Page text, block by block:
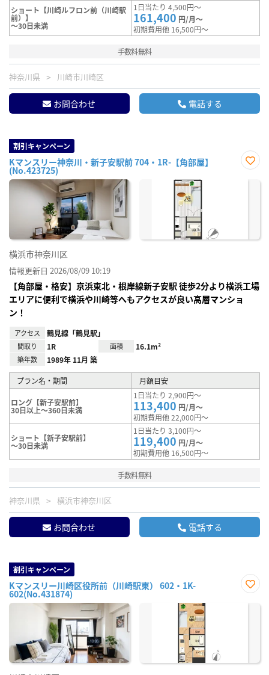
ショート【川崎ルフロン前（川崎駅
前）】
～30日未満
1日当たり 4,500円～
161,400 円/月～
初期費用他 16,500円～
手数料無料
神奈川県 川崎市川崎区
お問合わせ 電話する
割引キャンペーン
Kマンスリー神奈川・新子安駅前 704・1R-【角部屋】
(No.423725)
に入
横浜市神奈川区
情報更新日 2026/08/09 10:19
【角部屋・格安】京浜東北・根岸線新子安駅 徒歩2分より横浜工場
エリアに便利で横浜や川崎等へもアクセスが良い高層マンショ
ン！
アクセス 鶴見線「鶴見駅」
間取り 1R 面積 16.1m²
築年数 1989年 11月 築
プラン名・期間 月額目安
ロング【新子安駅前】
30日以上～360日未満
1日当たり 2,900円～
113,400 円/月～
初期費用他 22,000円～
ショート【新子安駅前】
～30日未満
1日当たり 3,100円～
119,400 円/月～
初期費用他 16,500円～
手数料無料
神奈川県 横浜市神奈川区
お問合わせ 電話する
割引キャンペーン
Kマンスリー川崎区役所前（川崎駅東） 602・1K-
602(No.431874)
に入